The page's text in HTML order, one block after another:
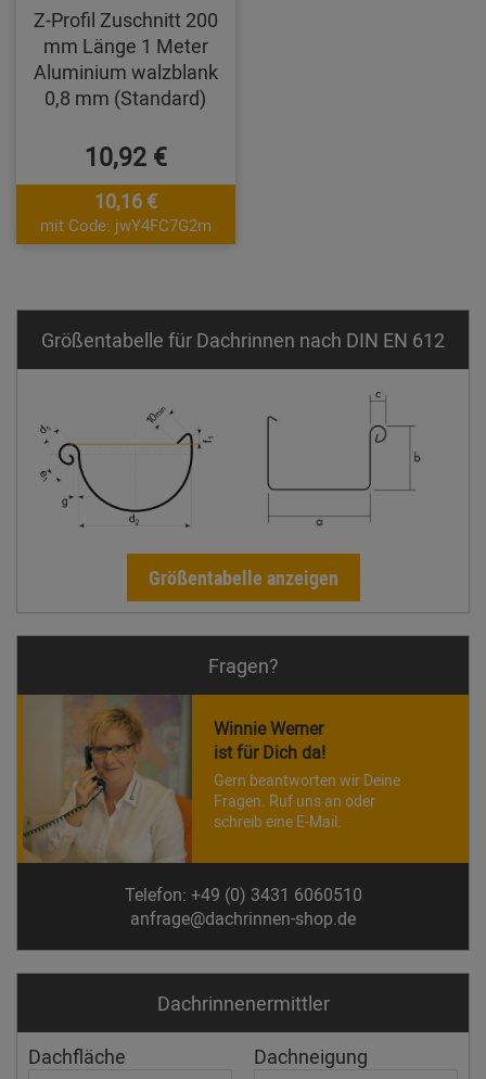
Z-Profil Zuschnitt 200
mm Länge 1 Meter
Aluminium walzblank
0,8 mm (Standard)
10,92 €
10,16 €
mit Code: jwY4FC7G2m
Größentabelle für Dachrinnen nach DIN EN 612
Größentabelle anzeigen
Fragen?
Winnie Werner
ist für Dich da!
Gern beantworten wir Deine
Fragen. Ruf uns an oder
schreib eine E-Mail.
Telefon: +49 (0) 3431 6060510
anfrage@dachrinnen-shop.de
Dachrinnen­ermittler
Dachfläche Dachneigung